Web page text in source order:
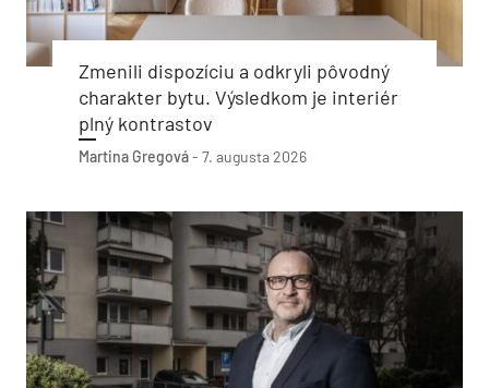
Zmenili dispozíciu a odkryli pôvodný
charakter bytu. Výsledkom je interiér
plný kontrastov
Martina Gregová- 7. augusta 2026